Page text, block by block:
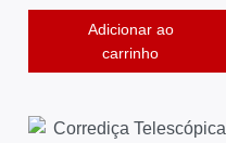
Adicionar ao
carrinho